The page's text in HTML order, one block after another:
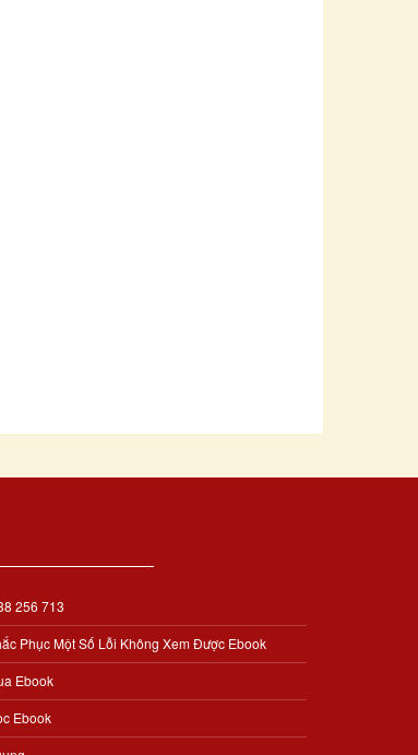
256 713
Phục Một Số Lỗi Không Xem Được Ebook
Ebook
Ebook